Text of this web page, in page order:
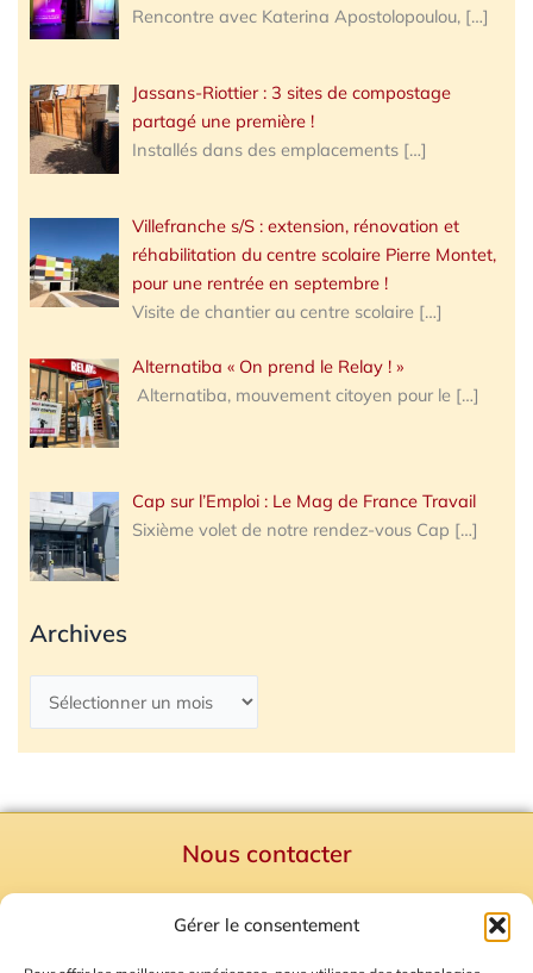
Gérer le consentement
Rencontre avec Katerina Apostolopoulou, […]
Jassans-Riottier : 3 sites de compostage
partagé une première !
Installés dans des emplacements […]
Villefranche s/S : extension, rénovation et
réhabilitation du centre scolaire Pierre Montet,
pour une rentrée en septembre !
Visite de chantier au centre scolaire […]
Alternatiba « On prend le Relay ! »
Alternatiba, mouvement citoyen pour le […]
Cap sur l’Emploi : Le Mag de France Travail
Sixième volet de notre rendez-vous Cap […]
Archives
Nous contacter
Mentions Légales
Plan du site